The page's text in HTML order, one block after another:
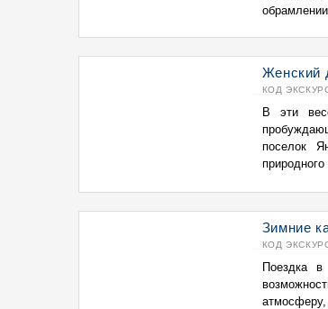
Женский
КОД
В эти
поселок
Зимние
КОД
Поездка в